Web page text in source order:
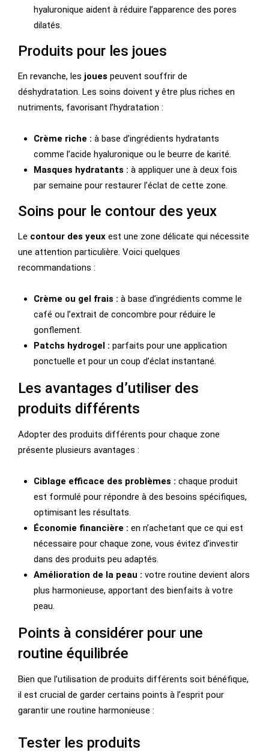
hyaluronique aident à réduire l’apparence des pores
dilatés.
Produits pour les joues
En revanche, les joues peuvent souffrir de
déshydratation. Les soins doivent y être plus riches en
nutriments, favorisant l’hydratation :
Crème riche : à base d’ingrédients hydratants
comme l’acide hyaluronique ou le beurre de karité.
Masques hydratants : à appliquer une à deux fois
par semaine pour restaurer l’éclat de cette zone.
Soins pour le contour des yeux
Le contour des yeux est une zone délicate qui nécessite
une attention particulière. Voici quelques
recommandations :
Crème ou gel frais : à base d’ingrédients comme le
café ou l’extrait de concombre pour réduire le
gonflement.
Patchs hydrogel : parfaits pour une application
ponctuelle et pour un coup d’éclat instantané.
Les avantages d’utiliser des
produits différents
Adopter des produits différents pour chaque zone
présente plusieurs avantages :
Ciblage efficace des problèmes : chaque produit
est formulé pour répondre à des besoins spécifiques,
optimisant les résultats.
Économie financière : en n’achetant que ce qui est
nécessaire pour chaque zone, vous évitez d’investir
dans des produits peu adaptés.
Amélioration de la peau : votre routine devient alors
plus harmonieuse, apportant des bienfaits à votre
peau.
Points à considérer pour une
routine équilibrée
Bien que l’utilisation de produits différents soit bénéfique,
il est crucial de garder certains points à l’esprit pour
garantir une routine harmonieuse :
Tester les produits